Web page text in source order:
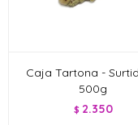
Caja Tartona -
500g
$ 2.350